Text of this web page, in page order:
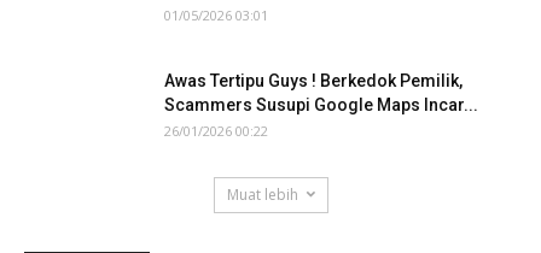
01/05/2026 03:01
Awas Tertipu Guys ! Berkedok Pemilik,
Scammers Susupi Google Maps Incar...
26/01/2026 00:22
Muat lebih